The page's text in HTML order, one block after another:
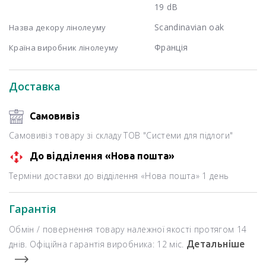
Доставка
Самовивіз
Самовивіз товару зі складу ТОВ "Системи для підлоги"
До відділення «Нова пошта»
Терміни доставки до відділення «Нова пошта» 1 день
Гарантія
Обмін / повернення товару належної якості протягом 14
днів. Офіційна гарантія виробника: 12 міс. Детальніше
19 dB
Назва декору лінолеуму Scandinavian oak
Країна виробник лінолеуму Франція